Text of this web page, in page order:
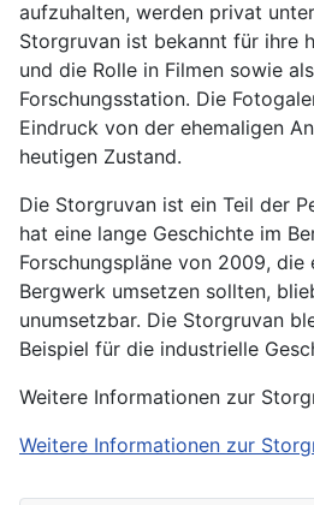
aufzuhalten, werden privat
Storgruvan ist bekannt für ihre
und die Rolle in Filmen sowie
Forschungsstation. Die
Eindruck von der ehemaligen
heutigen Zustand.
Die Storgruvan ist ein Teil der
hat eine lange Geschichte im
Forschungspläne von 2009, die
Bergwerk umsetzen sollten,
unumsetzbar. Die Storgruvan
Beispiel für die industrielle
Weitere Informationen zur
Weitere Informationen zur